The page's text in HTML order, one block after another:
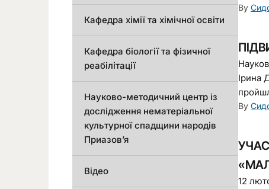
By
Ірина
By
12
Кафедра хімії та хімічної освіти
Кафедра біології та фізичної
реабілітації
Науково-методичний центр із
дослідження нематеріальної
культурної спадщини народів
Приазов’я
Відео